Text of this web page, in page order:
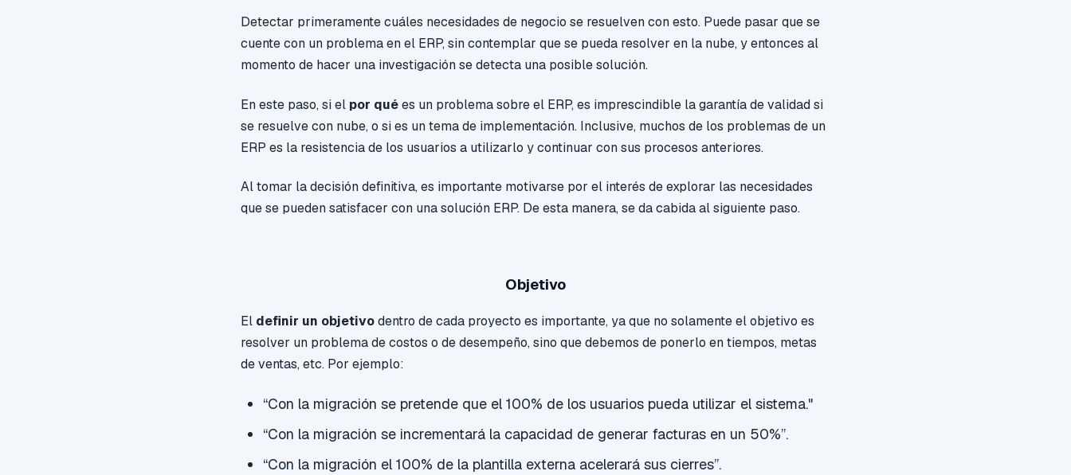
Detectar primeramente cuáles necesidades de negocio se resuelven con esto. Puede pasar que se
cuente con un problema en el ERP, sin contemplar que se pueda resolver en la nube, y entonces al
momento de hacer una investigación se detecta una posible solución.
En este paso, si el por quées un problema sobre el ERP, es imprescindible la garantía de validad si
se resuelve con nube, o si es un tema de implementación. Inclusive, muchos de los problemas de un
ERP es la resistencia de los usuarios a utilizarlo y continuar con sus procesos anteriores.
Al tomar la decisión definitiva, es importante motivarse por el interés de explorar las necesidades
que se pueden satisfacer con una solución ERP. De esta manera, se da cabida al siguiente paso.
Objetivo
El definir un objetivodentro de cada proyecto es importante, ya que no solamente el objetivo es
resolver un problema de costos o de desempeño, sino que debemos de ponerlo en tiempos, metas
de ventas, etc. Por ejemplo:
“Con la migración se pretende que el 100% de los usuarios pueda utilizar el sistema."
“Con la migración se incrementará la capacidad de generar facturas en un 50%”.
“Con la migración el 100% de la plantilla externa acelerará sus cierres”.